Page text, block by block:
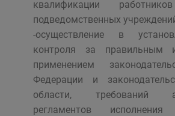
квалификации
подведомственных
-осуществление в
контроля за правильным
применением
Федерации и
области, требований
регламентов исполнения